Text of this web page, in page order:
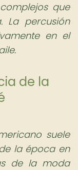
que
La percusión
en el
de la
suele
la época en
de la moda